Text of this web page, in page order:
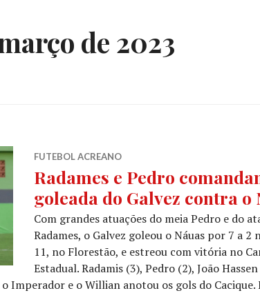
de 2023
FUTEBOL ACREANO
Radames e Pedro
goleada do Galvez contra o
Com grandes atuações do meia Pedro e do
Radames, o Galvez goleou o Náuas por 7 a 2
11, no Florestão, e estreou com vitória no
Estadual. Radamis (3), Pedro (2), João
Imperador e o Willian anotou os gols do Cacique.